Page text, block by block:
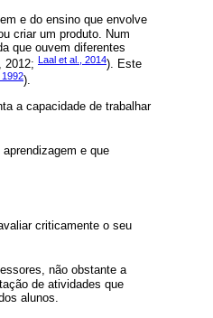
e do ensino que envolve
criar um produto. Num
que ouvem diferentes
2012; Laal et al., 2014). Este
).
a capacidade de trabalhar
e que
criticamente o seu
não obstante a
de atividades que
alunos.